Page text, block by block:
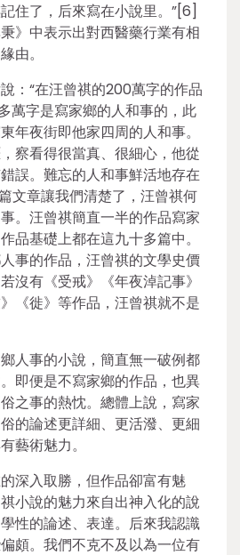
住了，后來寫在小說里。”[6]
》中表示出對西醫藥行業有相
由。
：“在汪曾祺的200萬字的作品
萬字是寫家鄉的人和事的，此
年夜街即他家四周的人和事。
察看得很當真、很細心，他從
誤。難忘的人和事鮮活地存在
文章讓我們清楚了，汪曾祺何
。汪曾祺簡直一半的作品寫家
品基礎上都在這九十多篇中。
事的作品，汪曾祺的文學史價
沒有《受戒》《年夜淖記事》
《徙》等作品，汪曾祺就不是
人事的小說，簡直無一破例都
即便是不寫家鄉的作品，也異
之事的熱忱。總體上說，寫家
的論述更詳細、更活潑、更細
藝術魅力。
深入取勝，但作品卻富有魅
小說的魅力來自出神入化的說
性的論述、表達。后來我認識
頗。我們不克不及以為一位有